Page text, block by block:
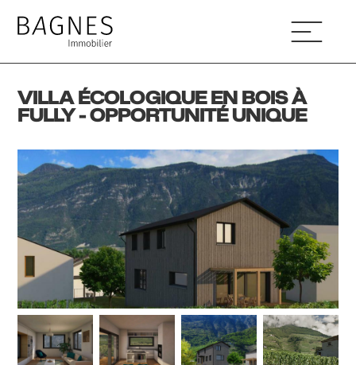
VILLA ÉCOLOGIQUE EN BOIS À
FULLY - OPPORTUNITÉ UNIQUE